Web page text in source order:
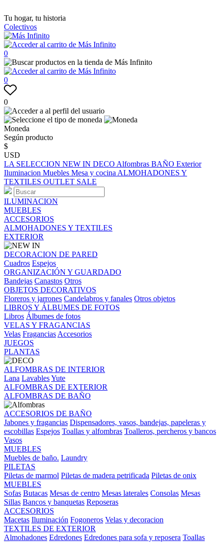
Tu hogar, tu historia
Colectivos
0
0
0
Moneda
Según producto
$
USD
LA SELECCION NEW IN DECO Alfombras BAÑO Exterior
Iluminacion Muebles Mesa y cocina ALMOHADONES Y
TEXTILES OUTLET SALE
ILUMINACION
MUEBLES
ACCESORIOS
ALMOHADONES Y TEXTILES
EXTERIOR
DECORACION DE PARED
Cuadros Espejos
ORGANIZACIÓN Y GUARDADO
Bandejas Canastos Otros
OBJETOS DECORATIVOS
Floreros y jarrones Candelabros y fanales Otros objetos
LIBROS Y ÁLBUMES DE FOTOS
Libros Álbumes de fotos
VELAS Y FRAGANCIAS
Velas Fragancias Accesorios
JUEGOS
PLANTAS
ALFOMBRAS DE INTERIOR
Lana LavablesYute
ALFOMBRAS DE EXTERIOR
ALFOMBRAS DE BAÑO
ACCESORIOS DE BAÑO
Jabones y fragancias Dispensadores, vasos, bandejas, papeleras y
escobillas Espejos Toallas y alfombras Toalleros, percheros y bancos
Vasos
MUEBLES
Muebles de baño. Laundry
PILETAS
Piletas de marmol Piletas de madera petrificada Piletas de onix
MUEBLES
Sofas Butacas Mesas de centro Mesas laterales Consolas Mesas
Sillas Bancos y banquetas Reposeras
ACCESORIOS
Macetas Iluminación Fogoneros Velas y decoracion
TEXTILES DE EXTERIOR
Almohadones Edredones Edredones para sofa y reposera Toallas